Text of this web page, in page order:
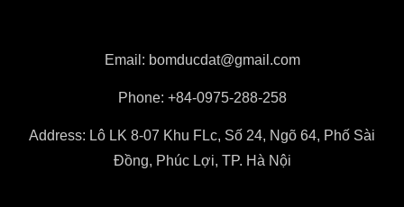
Email: bomducdat@gmail.com
Phone: +84-0975-288-258
Address: Lô LK 8-07 Khu FLc, Số 24, Ngõ 64, Phố Sài
Đồng, Phúc Lợi, TP. Hà Nội